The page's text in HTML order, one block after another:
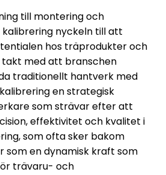
till montering och
nyckeln till att
hos träprodukter och
takt med att branschen
traditionellt hantverk med
en strategisk
som strävar efter att
effektivitet och kvalitet i
som ofta sker bakom
som en dynamisk kraft som
trävaru- och